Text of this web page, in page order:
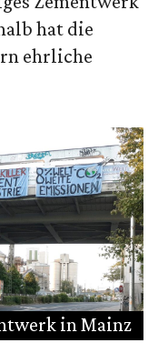
hat die
ehrliche
in Mainz